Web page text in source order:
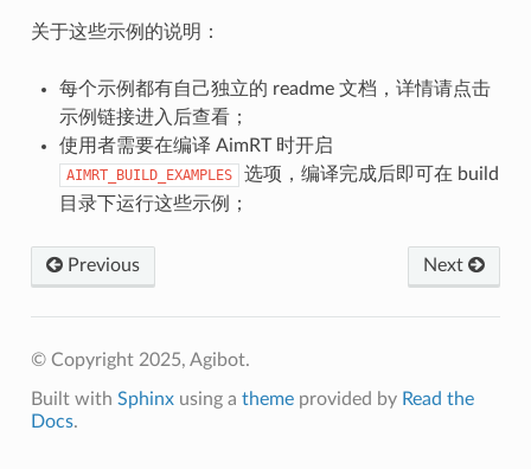
关于这些示例的说明：
每个示例都有自己独立的 readme 文档，详情请点击
示例链接进入后查看；
使用者需要在编译 AimRT 时开启
AIMRT_BUILD_EXAMPLES
选项，编译完成后即可在 build
目录下运行这些示例；
Previous Next
© Copyright 2025, Agibot.
Built with Sphinxusing a themeprovided by Read the
Docs.